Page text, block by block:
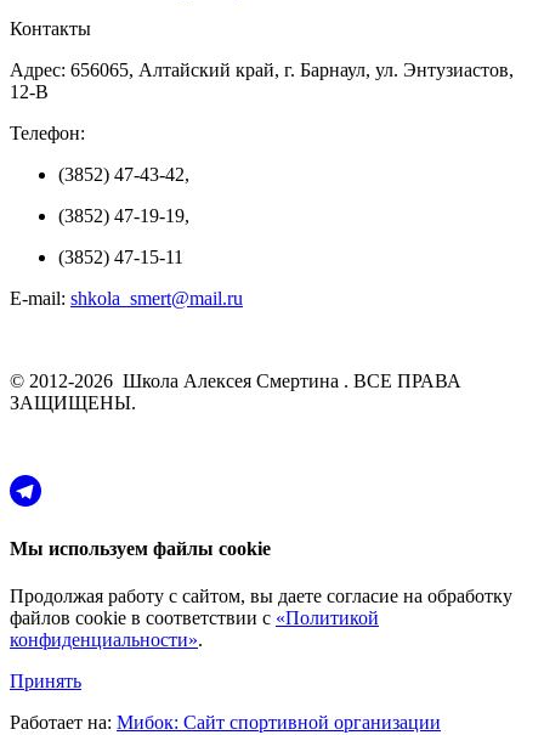
Контакты
Адрес: 656065, Алтайский край, г. Барнаул, ул. Энтузиастов,
12-В
Телефон:
(3852) 47-43-42,
(3852) 47-19-19,
(3852) 47-15-11
E-mail: shkola_smert@mail.ru
© 2012-2026 Школа Алексея Смертина . ВСЕ ПРАВА
ЗАЩИЩЕНЫ.
Мы используем файлы cookie
Продолжая работу с сайтом, вы даете согласие на обработку
файлов cookie в соответствии с «Политикой
конфиденциальности».
Принять
Работает на: Мибок: Сайт спортивной организации